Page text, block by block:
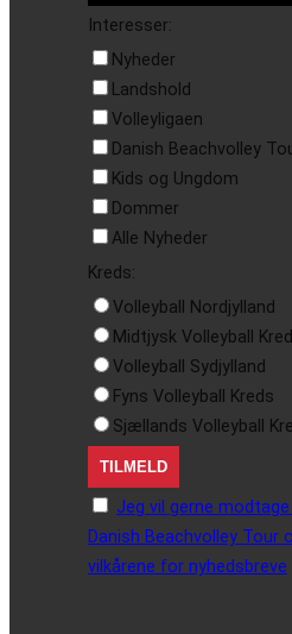
Interesser:
Nyheder
Landshold
Volleyligaen
Danish Beachvolley
Kids og Ungdom
Dommer
Alle Nyheder
Kreds:
Volleyball Nordjylland
Midtjysk Volleyball
Volleyball Sydjylland
Fyns Volleyball Kreds
Sjællands Volleyball
Jeg vil gerne
Danish Beachvolley Tour
vilkårene for nyhedsbreve